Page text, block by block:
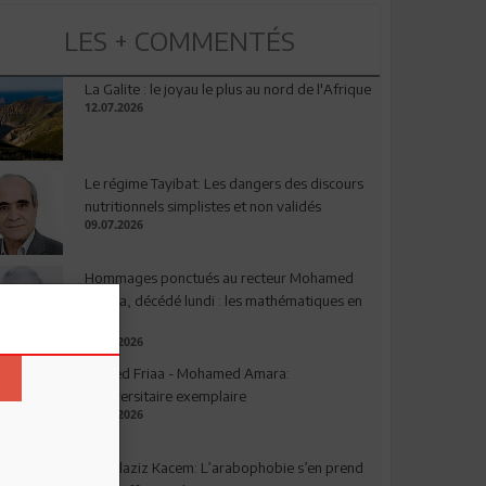
LES + COMMENTÉS
La Galite : le joyau le plus au nord de l'Afrique
12.07.2026
Le régime Tayibat: Les dangers des discours
nutritionnels simplistes et non validés
09.07.2026
Hommages ponctués au recteur Mohamed
Amara, décédé lundi : les mathématiques en
03.08.2026
Ahmed Friaa - Mohamed Amara:
l’Universitaire exemplaire
04.08.2026
Abdelaziz Kacem: L’arabophobie s’en prend